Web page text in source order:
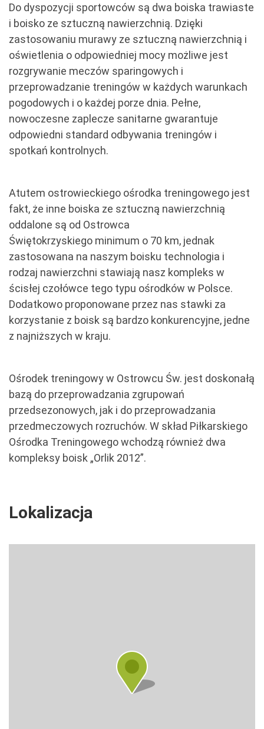
Do dyspozycji sportowców są dwa boiska trawiaste
i boisko ze sztuczną nawierzchnią. Dzięki
zastosowaniu murawy ze sztuczną nawierzchnią i
oświetlenia o odpowiedniej mocy możliwe jest
rozgrywanie meczów sparingowych i
przeprowadzanie treningów w każdych warunkach
pogodowych i o każdej porze dnia. Pełne,
nowoczesne zaplecze sanitarne gwarantuje
odpowiedni standard odbywania treningów i
spotkań kontrolnych.
Atutem ostrowieckiego ośrodka treningowego jest
fakt, że inne boiska ze sztuczną nawierzchnią
oddalone są od Ostrowca
Świętokrzyskiego minimum o 70 km, jednak
zastosowana na naszym boisku technologia i
rodzaj nawierzchni stawiają nasz kompleks w
ścisłej czołówce tego typu ośrodków w Polsce.
Dodatkowo proponowane przez nas stawki za
korzystanie z boisk są bardzo konkurencyjne, jedne
z najniższych w kraju.
Ośrodek treningowy w Ostrowcu Św. jest doskonałą
bazą do przeprowadzania zgrupowań
przedsezonowych, jak i do przeprowadzania
przedmeczowych rozruchów. W skład Piłkarskiego
Ośrodka Treningowego wchodzą również dwa
kompleksy boisk „Orlik 2012”.
Lokalizacja